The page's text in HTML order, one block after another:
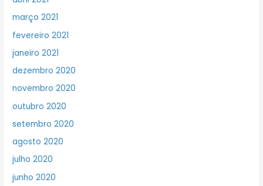
março 2021
fevereiro 2021
janeiro 2021
dezembro 2020
novembro 2020
outubro 2020
setembro 2020
agosto 2020
julho 2020
junho 2020